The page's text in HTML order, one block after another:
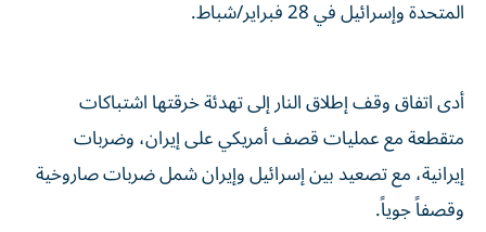
المتحدة وإسرائيل في 28 فبراير/شباط.
أدى اتفاق وقف إطلاق النار إلى تهدئة خرقتها اشتباكات
متقطعة مع عمليات قصف أمريكي على إيران، وضربات
إيرانية، مع تصعيد بين إسرائيل وإيران شمل ضربات صاروخية
وقصفاً جوياً.